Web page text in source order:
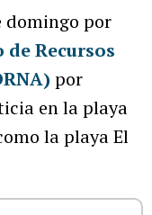
domingo por
Recursos
por
en la playa
la playa El